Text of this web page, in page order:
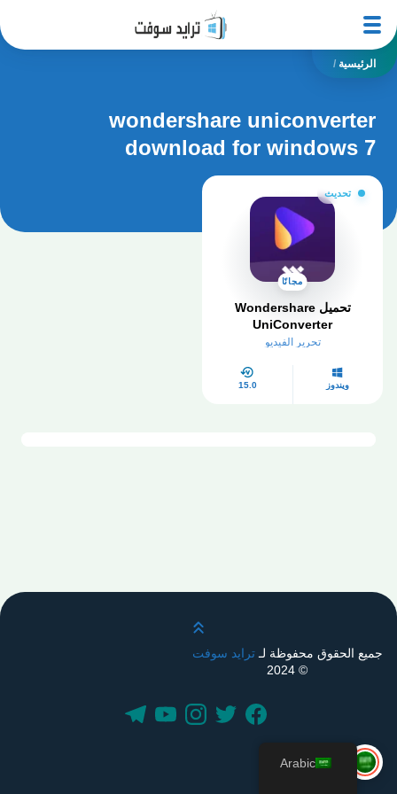
الرئيسية /
wondershare uniconverter
download for windows 7
تحديث
مجانًا
تحميل Wondershare
UniConverter
تحرير الفيديو
ويندوز 15.0
قم بالتمرير لأعلى
جميع الحقوق محفوظة لـترايد سوفت
© 2024
Arabic